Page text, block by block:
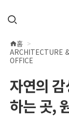
현
재
치
홈
ARCHITECTURE
OFFICE
자연의
하는 곳,